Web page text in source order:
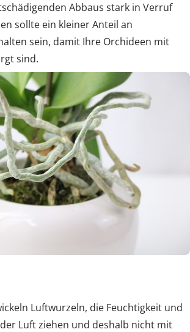
Abbaus stark in Verruf
sollte ein kleiner Anteil an
sein, damit Ihre Orchideen mit
sind.
Luftwurzeln, die Feuchtigkeit und
Luft ziehen und deshalb nicht mit